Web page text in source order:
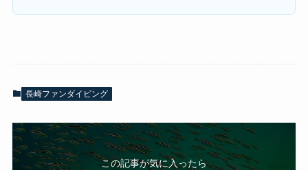
長崎ファンダイビング
この記事が気に入ったら